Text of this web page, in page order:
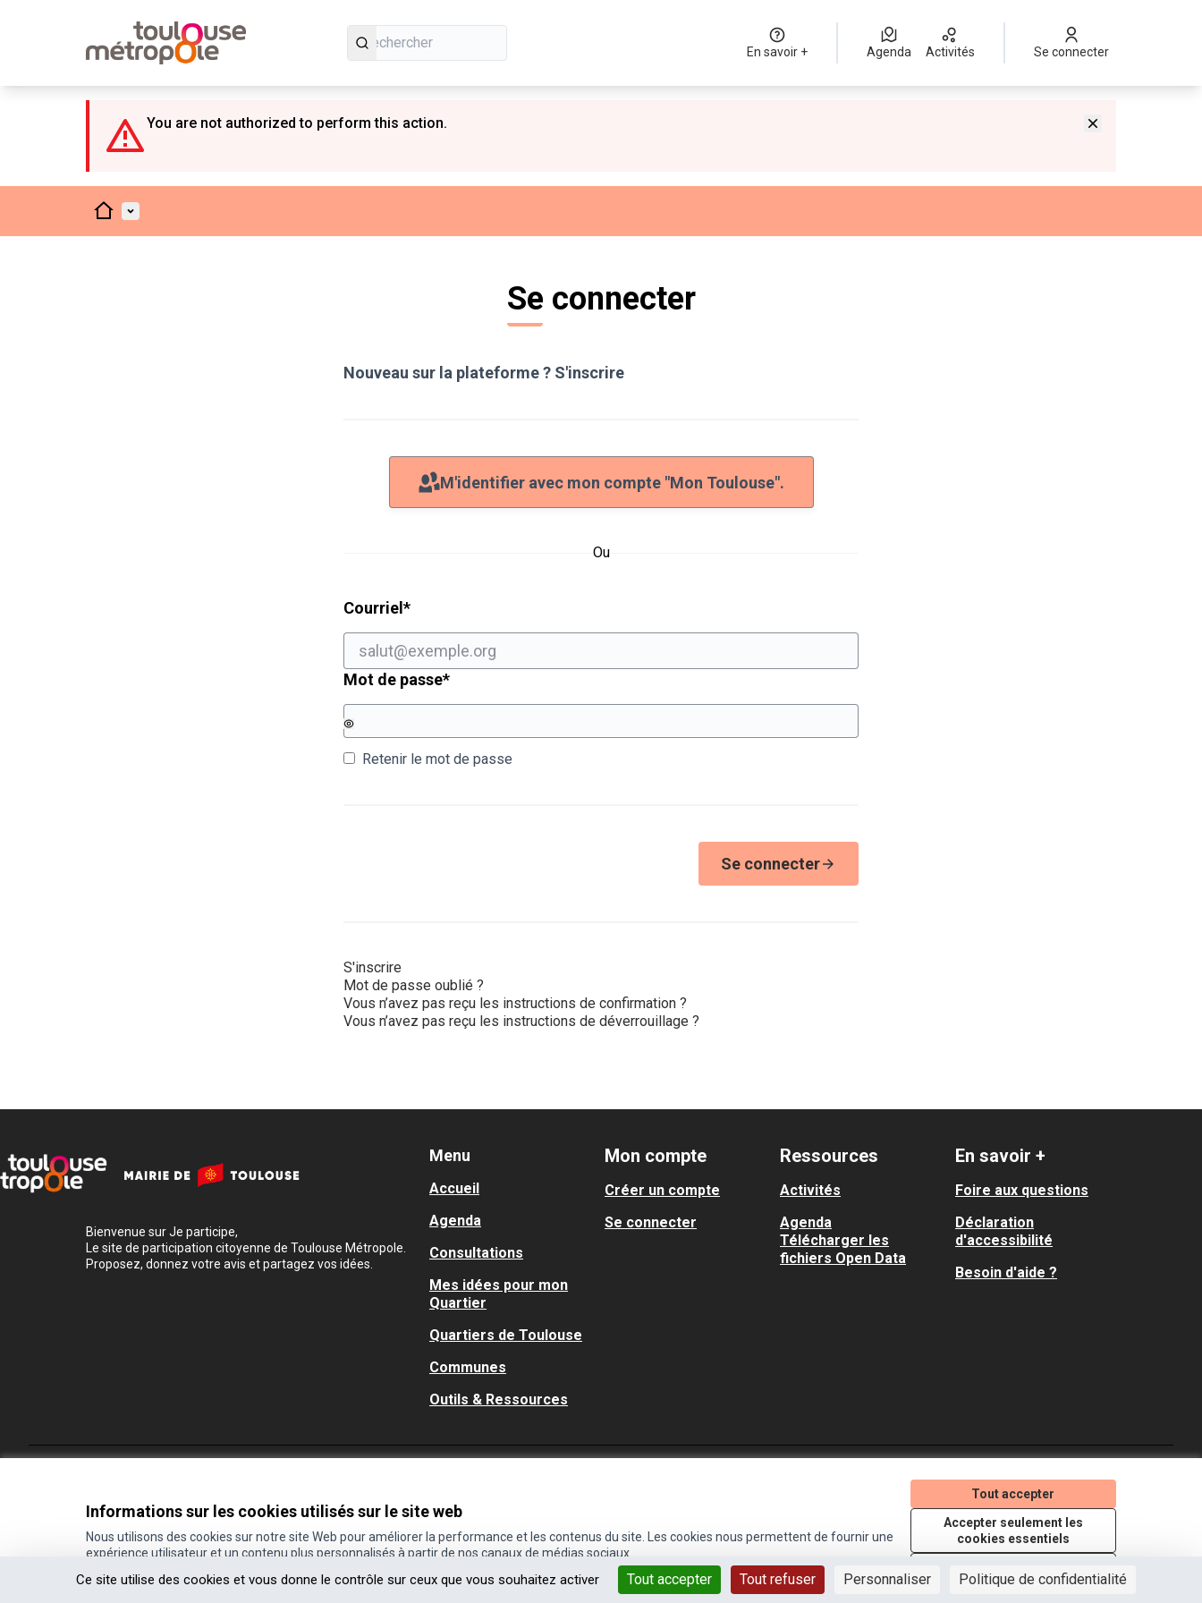
Ce site utilise des cookies et vous donne le contrôle sur ceux que vous souhaitez activer Tout accepter Tout refuser Personnaliser Politique de confidentialité
Informations sur les cookies utilisés sur le site web
Nous utilisons des cookies sur notre site Web pour améliorer la performance et les contenus du site. Les cookies nous permettent de fournir une
expérience utilisateur et un contenu plus personnalisés à partir de nos canaux de médias sociaux.
Tout accepter
Accepter seulement les
cookies essentiels
En savoir + Agenda Activités Se connecter
You are not authorized to perform this action.
AccueilMenu principal
Se connecter
Nouveau sur la plateforme ? S'inscrire
M'identifier avec mon compte "Mon Toulouse".
Ou
Courriel *Champ obligatoire
Mot de passe*Champ obligatoire
Retenir le mot de passe
Se connecter
S'inscrire
Mot de passe oublié ?
Vous n’avez pas reçu les instructions de confirmation ?
Vous n’avez pas reçu les instructions de déverrouillage ?
Bienvenue sur Je participe,
Le site de participation citoyenne de Toulouse Métropole.
Proposez, donnez votre avis et partagez vos idées.
Menu
Accueil
Agenda
Consultations
Mes idées pour mon
Quartier
Quartiers de Toulouse
Communes
Outils & Ressources
Mon compte
Créer un compte
Se connecter
Ressources
Activités
Agenda
Télécharger les
fichiers Open Data
En savoir +
Foire aux questions
Déclaration
d'accessibilité
Besoin d'aide ?
(Lien externe)
(Lien externe)
(Lien externe)
(Lien externe)
Site réalisé grâce aulogiciel libre Decidim
(Lien externe)
.
Licence Creative
(Lien externe)